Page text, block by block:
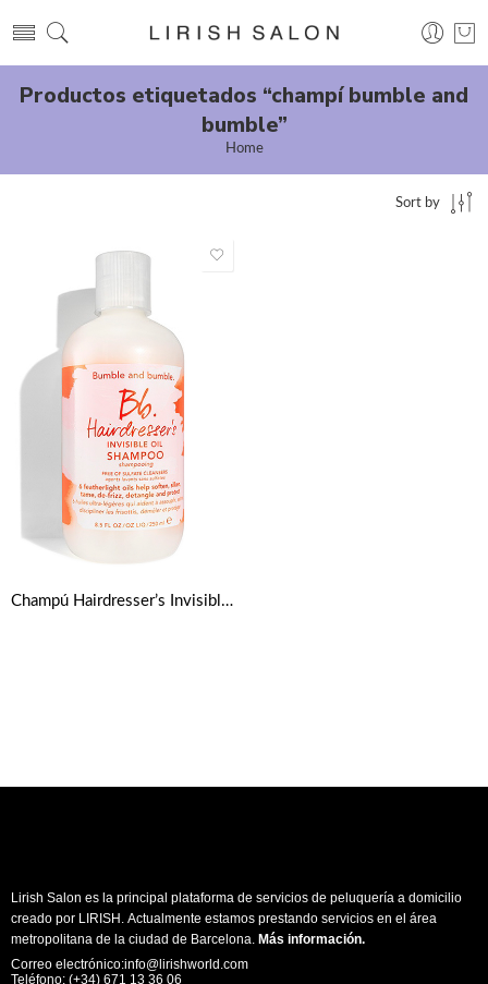
Productos etiquetados “champí bumble and
bumble”
Home
Sort by
Champú Hairdresser’s Invisible Oil de 250ml de Bumble and bumble
Lirish Salon es la principal plataforma de servicios de peluquería a domicilio
creado por LIRISH. Actualmente estamos prestando servicios en el área
metropolitana de la ciudad de Barcelona. Más información.
Correo electrónico:info@lirishworld.com
Teléfono: (+34) 671 13 36 06